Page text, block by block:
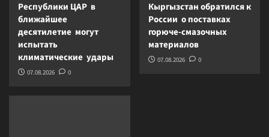
Республики ЦАР в
ближайшее
десятилетие могут
испытать
климатические удары
07.08.2026 0
Кыргызстан обратился к
России о поставках
горюче-смазочных
материалов
07.08.2026 0